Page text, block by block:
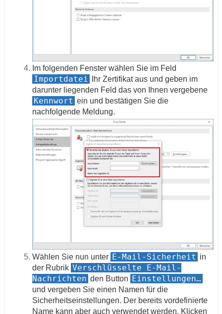
Im folgenden Fenster wählen Sie im Feld
Importdatei
Ihr Zertifikat aus und geben im
darunter liegenden Feld das von Ihnen vergebene
Kennwort ein und bestätigen Sie die
nachfolgende Meldung.
Wählen Sie nun unter E-Mail-Sicherheit in
der Rubrik Verschlüsselte E-Mail-
Nachrichten den Button Einstellungen…
und vergeben Sie einen Namen für die
Sicherheitseinstellungen. Der bereits vordefinierte
Name kann aber auch verwendet werden. Klicken